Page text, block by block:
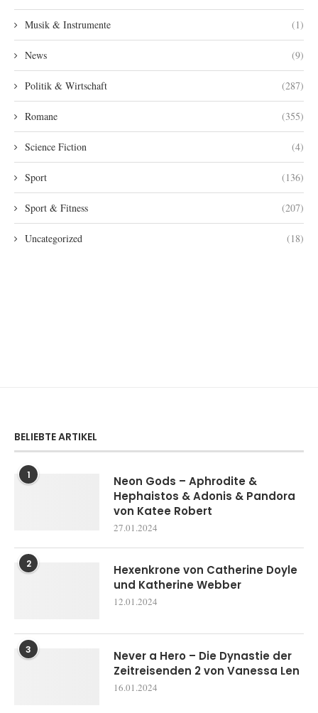
Musik & Instrumente (1)
News (9)
Politik & Wirtschaft (287)
Romane (355)
Science Fiction (4)
Sport (136)
Sport & Fitness (207)
Uncategorized (18)
BELIEBTE ARTIKEL
1
Neon Gods – Aphrodite &
Hephaistos & Adonis & Pandora
von Katee Robert
27.01.2024
2
Hexenkrone von Catherine Doyle
und Katherine Webber
12.01.2024
3
Never a Hero – Die Dynastie der
Zeitreisenden 2 von Vanessa Len
16.01.2024